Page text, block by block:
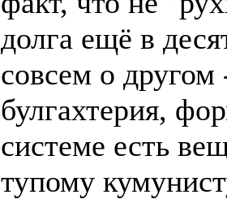
долга ещё в
совсем о другом
булгахтерия,
системе есть
тупому